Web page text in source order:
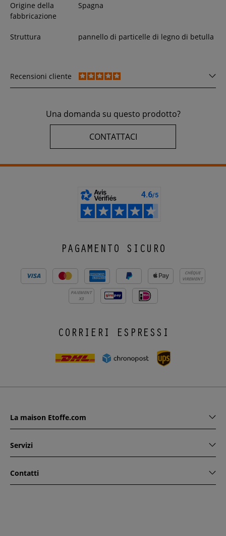
Origine della
fabbricazione
Spagna
Struttura pannello di particelle di legno di betulla
Recensioni cliente
Una domanda su questo prodotto?
CONTATTACI
PAGAMENTO SICURO
CHÈQUE
VIREMENT
PAIEMENT
X3
CORRIERI ESPRESSI
La maison Etoffe.com
Servizi
Contatti